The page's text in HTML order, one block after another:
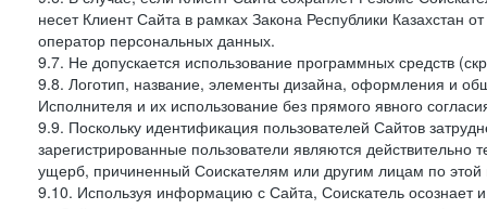
несет Клиент Сайта в рамках Закона Республики
оператор персональных данных.
9.7. Не допускается использование программных средств
9.8. Логотип, название, элементы дизайна, оформления и
Исполнителя и их использование без прямого явного
9.9. Поскольку идентификация пользователей Сайтов
зарегистрированные пользователи являются
ущерб, причиненный Соискателям или другим лицам по этой
9.10. Используя информацию с Сайта, Соискатель осознает